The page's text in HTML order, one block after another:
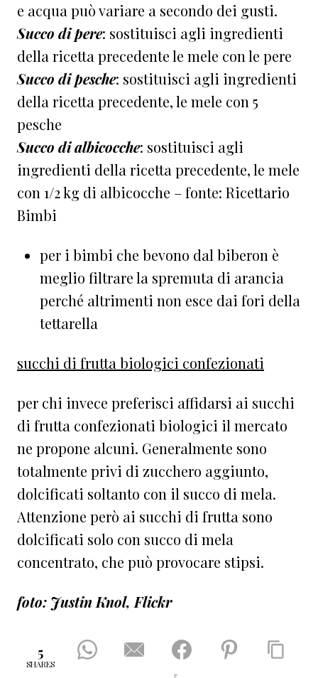
e acqua può variare a secondo dei gusti.
Succo di pere: sostituisci agli ingredienti
della ricetta precedente le mele con le pere
Succo di pesche: sostituisci agli ingredienti
della ricetta precedente, le mele con 5
pesche
Succo di albicocche: sostituisci agli
ingredienti della ricetta precedente, le mele
con 1/2 kg di albicocche – fonte: Ricettario
Bimbi
per i bimbi che bevono dal biberon è
meglio filtrare la spremuta di arancia
perché altrimenti non esce dai fori della
tettarella
succhi di frutta biologici confezionati
per chi invece preferisci affidarsi ai succhi
di frutta confezionati biologici il mercato
ne propone alcuni. Generalmente sono
totalmente privi di zucchero aggiunto,
dolcificati soltanto con il succo di mela.
Attenzione però ai succhi di frutta sono
dolcificati solo con succo di mela
concentrato, che può provocare stipsi.
foto: Justin Knol, Flickr
5
SHARES